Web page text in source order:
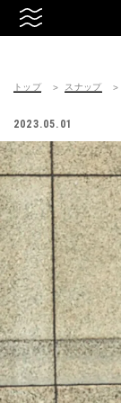
トップ スナップ
2023.05.01